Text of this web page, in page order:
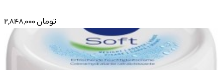
2,848,000 تومان